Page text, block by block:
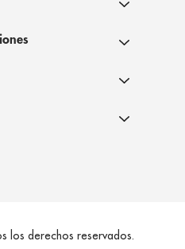
los derechos reservados.